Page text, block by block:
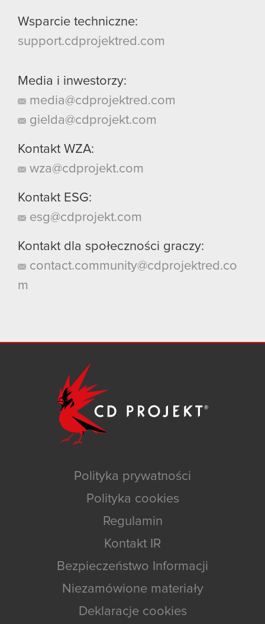
Wsparcie techniczne:
support.cdprojektred.com
Media i inwestorzy:
media@cdprojektred.com
gielda@cdprojekt.com
Kontakt WZA:
wza@cdprojekt.com
Kontakt ESG:
esg@cdprojekt.com
Kontakt dla społeczności graczy:
contact.community@cdprojektred.co
m
Polityka prywatności
Polityka cookies
Regulamin
Kontakt IR
Bezpieczeństwo Informacji
Niezamówione materiały
Deklaracje cookies